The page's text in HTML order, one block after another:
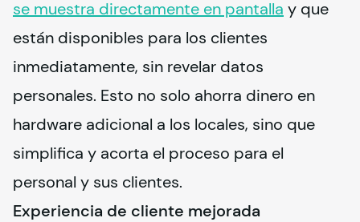
se muestra directamente en pantalla y que
están disponibles para los clientes
inmediatamente, sin revelar datos
personales. Esto no solo ahorra dinero en
hardware adicional a los locales, sino que
simplifica y acorta el proceso para el
personal y sus clientes.
Experiencia de cliente mejorada